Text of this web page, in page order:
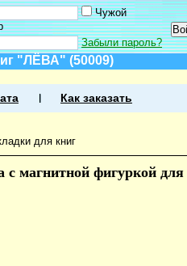
Чужой
Забыли пароль?
"ЛЁВА" (50009)
Как заказать
для книг
с магнитной фигуркой